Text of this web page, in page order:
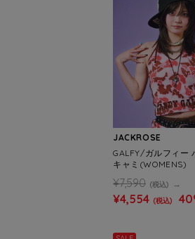
JACKROSE
GALFY/ガルフィー
キャミ(WOMENS)
¥7,590 (税込)
¥4,554 (税込)